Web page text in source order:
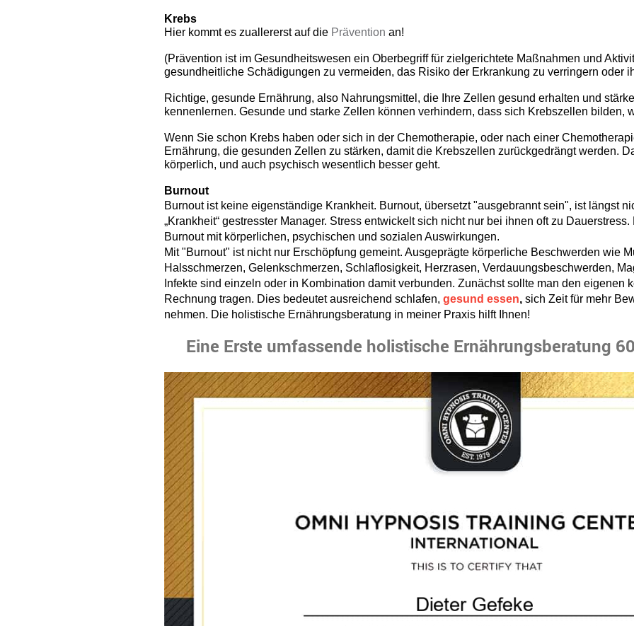
Krebs
Hier kommt es zuallererst auf die Prävention an!
(Prävention ist im Gesundheitswesen ein Oberbegriff für zielgerichtete Maßnahmen und
gesundheitliche Schädigungen zu vermeiden, das Risiko der Erkrankung zu verringern oder
Richtige, gesunde Ernährung, also Nahrungsmittel, die Ihre Zellen gesund erhalten und
kennenlernen. Gesunde und starke Zellen können verhindern, dass sich Krebszellen bilden,
Wenn Sie schon Krebs haben oder sich in der Chemotherapie, oder nach einer
Ernährung, die gesunden Zellen zu stärken, damit die Krebszellen zurückgedrängt werden.
körperlich, und auch psychisch wesentlich besser geht.
Burnout
Burnout ist keine eigenständige Krankheit. Burnout, übersetzt "ausgebrannt sein", ist längst
„Krankheit“ gestresster Manager. Stress entwickelt sich nicht nur bei ihnen oft zu
Burnout mit körperlichen, psychischen und sozialen Auswirkungen.
Mit "Burnout" ist nicht nur Erschöpfung gemeint. Ausgeprägte körperliche Beschwerden wie
Halsschmerzen, Gelenkschmerzen, Schlaflosigkeit, Herzrasen, Verdauungsbeschwerden,
Infekte sind einzeln oder in Kombination damit verbunden. Zunächst sollte man den eigenen
Rechnung tragen. Dies bedeutet ausreichend schlafen, gesund essen, sich Zeit für mehr
nehmen. Die holistische Ernährungsberatung in meiner Praxis hilft Ihnen!
Eine Erste umfassende holistische Ernährungsberatung